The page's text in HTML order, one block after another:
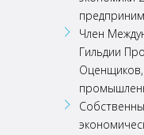
Член
Гильдии
Оценщиков,